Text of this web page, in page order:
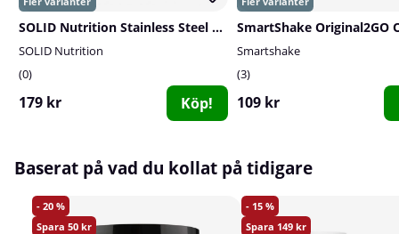
SOLID Nutrition Stainless Steel Shaker, 500 ml
SOLID Nutrition
0
179 kr Köp!
Smartshake
3
109 kr
Baserat på vad du kollat på tidigare
20
50
15
149